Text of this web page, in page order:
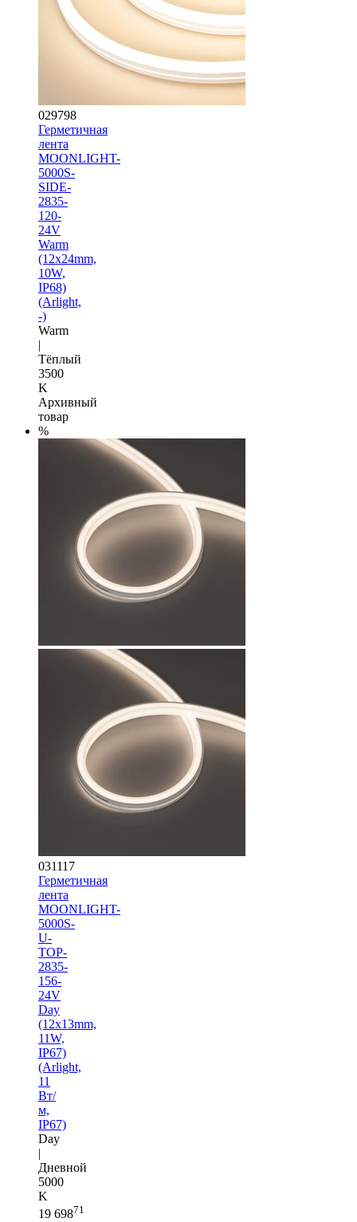
029798
Герметичная
лента
MOONLIGHT-
5000S-
SIDE-
2835-
120-
24V
Warm
(12х24mm,
10W,
IP68)
(Arlight,
-)
Warm
|
Тёплый
3500
K
Архивный
товар
%
031117
Герметичная
лента
MOONLIGHT-
5000S-
U-
TOP-
2835-
156-
24V
Day
(12х13mm,
11W,
IP67)
(Arlight,
11
Вт/
м,
IP67)
Day
|
Дневной
5000
K
19 69871